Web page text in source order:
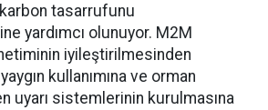
tasarrufunu
yardımcı olunuyor. M2M
iyileştirilmesinden
kullanımına ve orman
uyarı sistemlerinin kurulmasına